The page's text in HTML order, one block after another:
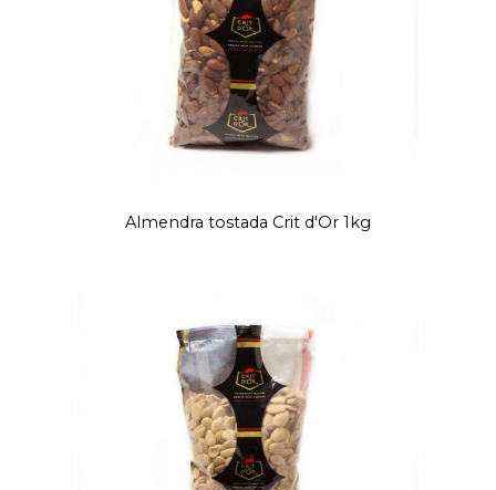
Almendra tostada Crit d'Or 1kg